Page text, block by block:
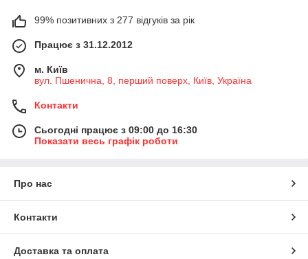
99% позитивних з 277 відгуків за рік
Працює з 31.12.2012
м. Київ
вул. Пшенична, 8, перший поверх, Київ, Україна
Контакти
Сьогодні працює з 09:00 до 16:30
Показати весь графік роботи
Про нас
Контакти
Доставка та оплата